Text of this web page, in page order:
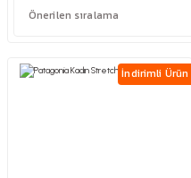
İndirimli Ürün